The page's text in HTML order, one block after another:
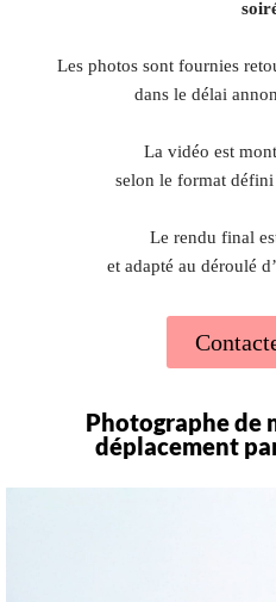
Les photos sont fournies
dans le délai
La vidéo est
selon le format
Le rendu final
et adapté au déroulé
Photographe de
déplacement